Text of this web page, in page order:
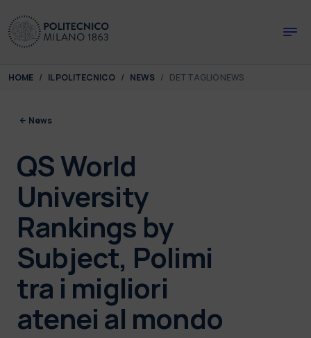
You are here:
HOME IL POLITECNICO NEWS DETTAGLIO NEWS
News
QS World
University
Rankings by
Subject, Polimi
tra i migliori
atenei al mondo